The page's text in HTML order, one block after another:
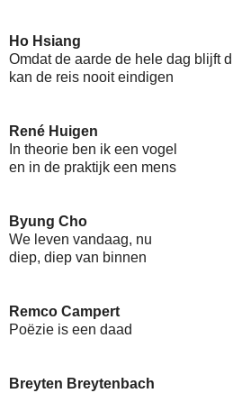
Ho Hsiang
Omdat de aarde de hele dag blijft
kan de reis nooit eindigen
René Huigen
In theorie ben ik een vogel
en in de praktijk een mens
Byung Cho
We leven vandaag, nu
diep, diep van binnen
Remco Campert
Poëzie is een daad
Breyten Breytenbach